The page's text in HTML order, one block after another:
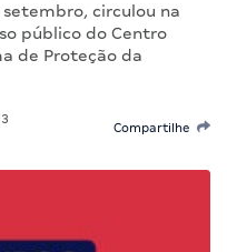
circulou na
público do Centro
de Proteção da
Compartilhe